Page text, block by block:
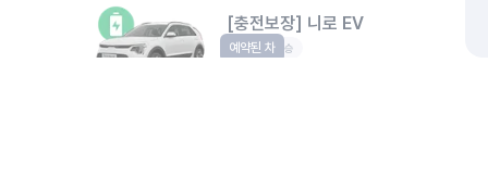
[충전보장] 니로 EV
EV 5인승
예약된 차